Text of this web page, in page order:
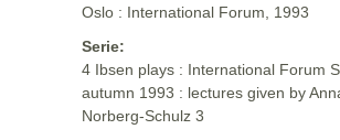
Oslo : International Forum, 1993
Serie:
4 Ibsen plays : International Forum
autumn 1993 : lectures given by
Norberg-Schulz 3